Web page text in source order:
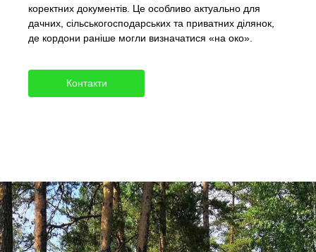
коректних документів. Це особливо актуально для
дачних, сільськогосподарських та приватних ділянок,
де кордони раніше могли визначатися «на око».
Контакти